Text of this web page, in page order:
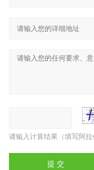
请输入计算结果（填写阿